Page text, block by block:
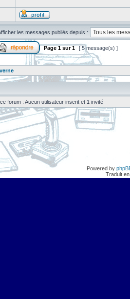
les messages publiés depuis :
Page1sur1 [ 5 message(s) ]
forum : Aucun utilisateur inscrit et 1 invité
Powered by
Traduit